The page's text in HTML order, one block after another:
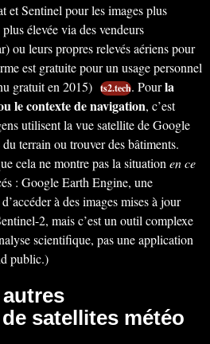
et Sentinel pour les images plus
élevée via des vendeurs
ou leurs propres relevés aériens pour
est gratuite pour un usage personnel
gratuit en 2015) ts2.tech. Pourla
le contexte de navigation, c’est
utilisent la vue satellite de Google
terrain ou trouver des bâtiments.
cela ne montre pas la situation en ce
: Google Earth Engine, une
à des images mises à jour
2, mais c’est un outil complexe
scientifique, pas une application
public.)
autres
satellites météo